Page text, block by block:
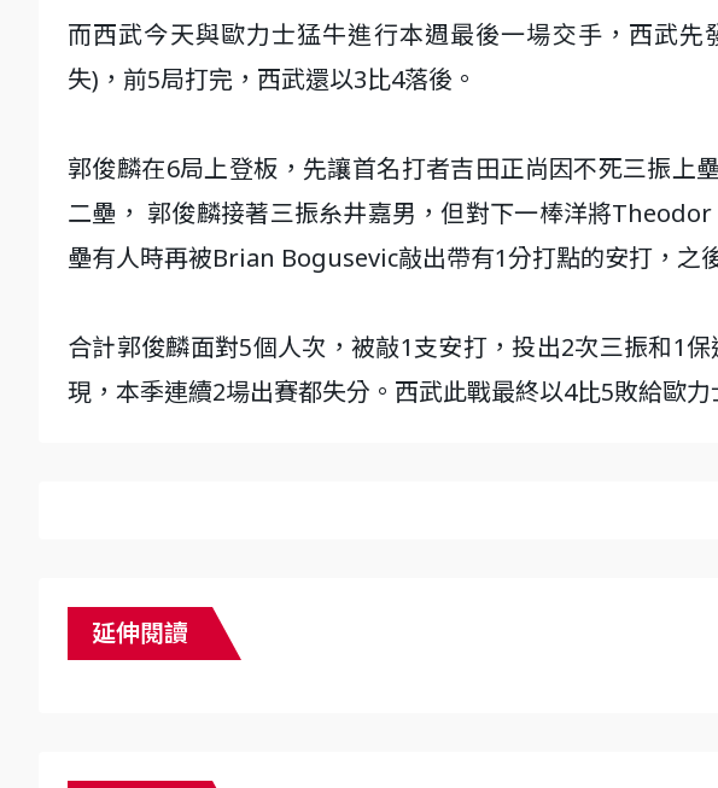
而西武今天與歐力士猛牛進行本週最後一場交手，西武
失)，前5局打完，西武還以3比4落後。
郭俊麟在6局上登板，先讓首名打者吉田正尚因不死三振上
二壘， 郭俊麟接著三振糸井嘉男，但對下一棒洋將
壘有人時再被Brian Bogusevic敲出帶有1分打點的安打，之
合計郭俊麟面對5個人次，被敲1支安打，投出2次三振和1
現，本季連續2場出賽都失分。西武此戰最終以4比5敗給歐力
延伸閱讀